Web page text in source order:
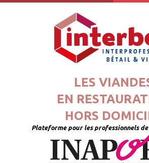
LES
EN
HORS
Plateforme pour les professionnels